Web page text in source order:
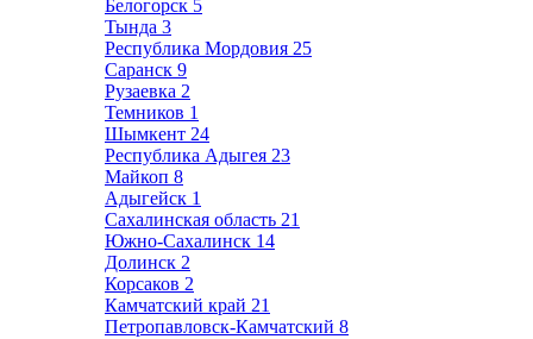
Белогорск 5
Тында 3
Республика Мордовия 25
Саранск 9
Рузаевка 2
Темников 1
Шымкент 24
Республика Адыгея 23
Майкоп 8
Адыгейск 1
Сахалинская область 21
Южно-Сахалинск 14
Долинск 2
Корсаков 2
Камчатский край 21
Петропавловск-Камчатский 8